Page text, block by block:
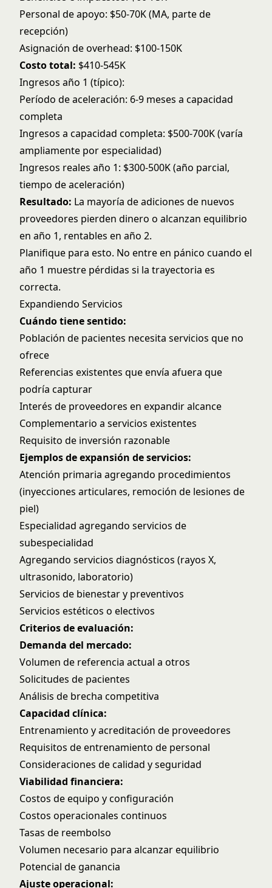
Personal de apoyo: $50-70K (MA, parte de
recepción)
Asignación de overhead: $100-150K
Costo total: $410-545K
Ingresos año 1 (típico):
Período de aceleración: 6-9 meses a capacidad
completa
Ingresos a capacidad completa: $500-700K (varía
ampliamente por especialidad)
Ingresos reales año 1: $300-500K (año parcial,
tiempo de aceleración)
Resultado: La mayoría de adiciones de nuevos
proveedores pierden dinero o alcanzan equilibrio
en año 1, rentables en año 2.
Planifique para esto. No entre en pánico cuando el
año 1 muestre pérdidas si la trayectoria es
correcta.
Expandiendo Servicios
Cuándo tiene sentido:
Población de pacientes necesita servicios que no
ofrece
Referencias existentes que envía afuera que
podría capturar
Interés de proveedores en expandir alcance
Complementario a servicios existentes
Requisito de inversión razonable
Ejemplos de expansión de servicios:
Atención primaria agregando procedimientos
(inyecciones articulares, remoción de lesiones de
piel)
Especialidad agregando servicios de
subespecialidad
Agregando servicios diagnósticos (rayos X,
ultrasonido, laboratorio)
Servicios de bienestar y preventivos
Servicios estéticos o electivos
Criterios de evaluación:
Demanda del mercado:
Volumen de referencia actual a otros
Solicitudes de pacientes
Análisis de brecha competitiva
Capacidad clínica:
Entrenamiento y acreditación de proveedores
Requisitos de entrenamiento de personal
Consideraciones de calidad y seguridad
Viabilidad financiera:
Costos de equipo y configuración
Costos operacionales continuos
Tasas de reembolso
Volumen necesario para alcanzar equilibrio
Potencial de ganancia
Ajuste operacional: